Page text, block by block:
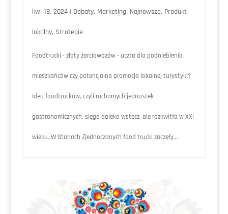
kwi 18, 2024| Debaty, Marketing, Najnowsze, Produkt
lokalny, Strategie
Foodtrucki - zloty żarciowozów - uczta dla podniebienia
mieszkańców czy potencjalna promocja lokalnej turystyki?
Idea foodtrucków, czyli ruchomych jednostek
gastronomicznych, sięga daleko wstecz, ale rozkwitła w XXI
wieku. W Stanach Zjednoczonych food trucki zaczęły...